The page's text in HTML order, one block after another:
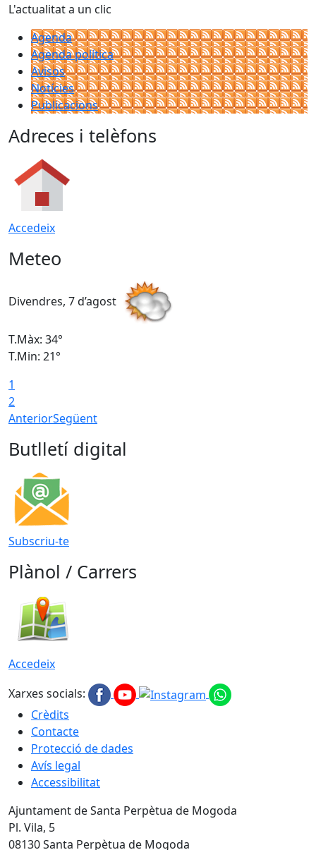
L'actualitat a un clic
Agenda
Agenda política
Avisos
Notícies
Publicacions
Adreces i telèfons
Accedeix
Meteo
Divendres, 7 d’agost
T.Màx: 34°
T.Min: 21°
1
2
AnteriorSegüent
Butlletí digital
Subscriu-te
Plànol / Carrers
Accedeix
Xarxes socials:
Crèdits
Contacte
Protecció de dades
Avís legal
Accessibilitat
Ajuntament de Santa Perpètua de Mogoda
Pl. Vila, 5
08130 Santa Perpètua de Mogoda